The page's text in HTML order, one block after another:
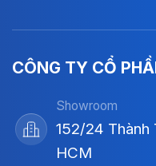
CÔNG TY CỔ
Showroom
152/24 Thành
HCM